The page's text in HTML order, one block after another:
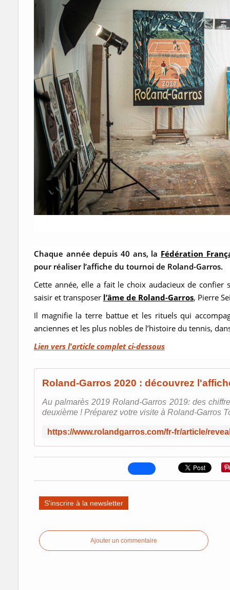
Chaque année depuis 40 ans, la Fédération
pour réaliser l’affiche du tournoi de Roland-Garros.
Cette année, elle a fait le choix audacieux de
saisir et transposer l’âme de Roland-Garros, Pierre
Il magnifie la terre battue et les rituels qui
anciennes et les plus nobles de l’histoire du tennis,
Lien vers l'article complet ci-dessous
Au palmarès 2019 Roland-Garros 2019: des
deuxième ! Préparez votre visite à Roland-Garros
S'inscrire à la newsletter
Ajouter un commentaire